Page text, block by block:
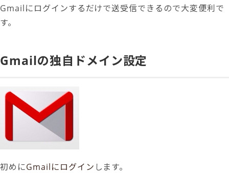
Gmailにログインするだけで送受信できるので大変便利で
す。
Gmailの独自ドメイン設定
初めにGmailにログイン します。